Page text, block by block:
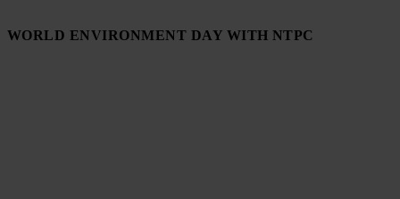
WORLD ENVIRONMENT DAY WITH NTPC